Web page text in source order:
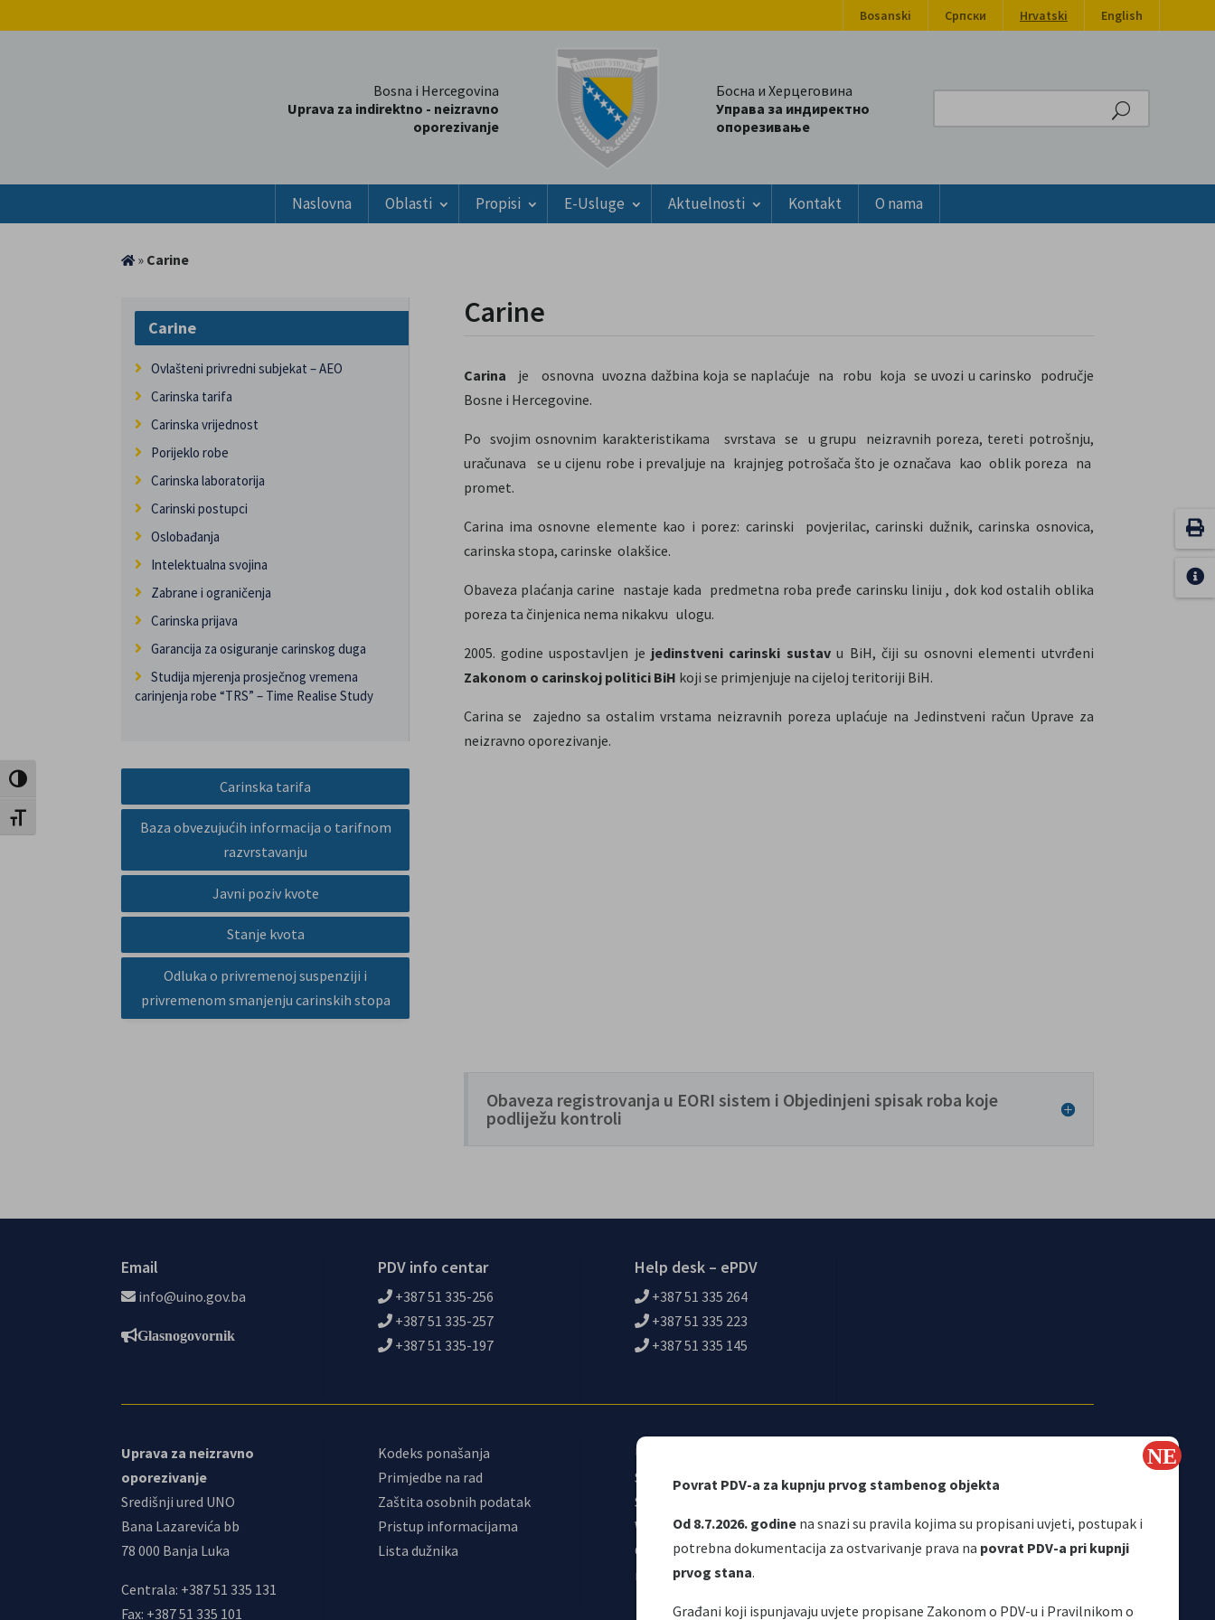
Uključi / isključi visoki kontrast
Uključi / isključi veličinu fonta
Povrat PDV-a za kupnju prvog stambenog objekta
Od 8.7.2026. godine na snazi su pravila kojima su propisani uvjeti, postupak i
potrebna dokumentacija za ostvarivanje prava na povrat PDV-a pri kupnji
prvog stana.
Građani koji ispunjavaju uvjete propisane Zakonom o PDV-u i Pravilnikom o
Bosanski Српски Hrvatski English
Bosna i Hercegovina
Uprava za indirektno - neizravno
oporezivanje
Босна и Херцеговина
Управа за индиректно
опорезивање
Naslovna Oblasti Propisi E-Usluge Aktuelnosti Kontakt O nama
» Carine
Carine
Ovlašteni privredni subjekat – AEO
Carinska tarifa
Carinska vrijednost
Porijeklo robe
Carinska laboratorija
Carinski postupci
Oslobađanja
Intelektualna svojina
Zabrane i ograničenja
Carinska prijava
Garancija za osiguranje carinskog duga
Studija mjerenja prosječnog vremena
carinjenja robe “TRS” – Time Realise Study
Carinska tarifa
Baza obvezujućih informacija o tarifnom
razvrstavanju
Javni poziv kvote
Stanje kvota
Odluka o privremenoj suspenziji i
privremenom smanjenju carinskih stopa
Carine
Carina je osnovna uvozna dažbina koja se naplaćuje na robu koja se uvozi u carinsko područje
Bosne i Hercegovine.
Po svojim osnovnim karakteristikama svrstava se u grupu neizravnih poreza, tereti potrošnju,
uračunava se u cijenu robe i prevaljuje na krajnjeg potrošača što je označava kao oblik poreza na
promet.
Carina ima osnovne elemente kao i porez: carinski povjerilac, carinski dužnik, carinska osnovica,
carinska stopa, carinske olakšice.
Obaveza plaćanja carine nastaje kada predmetna roba pređe carinsku liniju , dok kod ostalih oblika
poreza ta činjenica nema nikakvu ulogu.
2005. godine uspostavljen je jedinstveni carinski sustavu BiH, čiji su osnovni elementi utvrđeni
Zakonom o carinskoj politici BiH koji se primjenjuje na cijeloj teritoriji BiH.
Carina se zajedno sa ostalim vrstama neizravnih poreza uplaćuje na Jedinstveni račun Uprave za
neizravno oporezivanje.
Obaveza registrovanja u EORI sistem i Objedinjeni spisak roba koje
podliježu kontroli
Email
info@uino.gov.ba
Glasnogovornik
PDV info centar
+387 51 335-256
+387 51 335-257
+387 51 335-197
Help desk – ePDV
+387 51 335 264
+387 51 335 223
+387 51 335 145
Uprava za neizravno
oporezivanje
Središnji ured UNO
Bana Lazarevića bb
78 000 Banja Luka
Centrala: +387 51 335 131
Fax: +387 51 335 101
Kodeks ponašanja
Primjedbe na rad
Zaštita osobnih podatak
Pristup informacijama
Lista dužnika
Upravni odbor
Sindikat
Samostalni sindikat UNO
Webmail
Odjeljenje za
makroekonomsku analizu
Korisni linkovi